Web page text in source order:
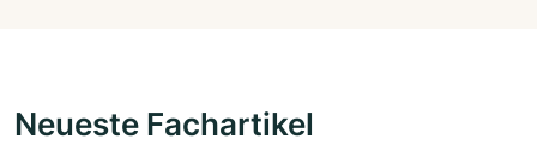
Neueste Fachartikel